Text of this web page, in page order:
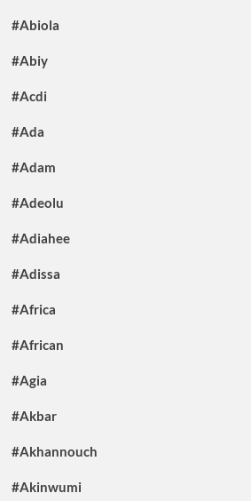
#Abiola
#Abiy
#Acdi
#Ada
#Adam
#Adeolu
#Adiahee
#Adissa
#Africa
#African
#Agia
#Akbar
#Akhannouch
#Akinwumi